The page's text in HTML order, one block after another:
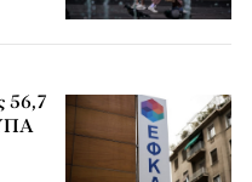
56,7